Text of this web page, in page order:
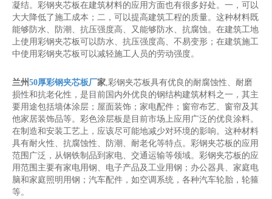
凝结。彩钢夹芯板在建筑材料的应用方面也有很多好处。一，可以
大大降低了施工成本；二，可以提高建筑工程的质量。这种材料既
能够防水、防潮、抗压强度高、又能够防水、抗腐蚀。在建筑工地
上使用彩钢夹芯板可以防水、抗压强度高、不易变形；在建筑施工
中使用彩钢夹芯板可以减轻施工人员的劳动强度。
兰州50厚彩钢夹芯板厂家,彩钢夹芯板具有优良的耐腐蚀性、耐磨
损性和抗老化性，是目前国内外优良的钢结构建筑材料之一，其主
要用途包括墙体涂层；屋面装饰；家电配件；窗帘布艺、窗帘及其
他家居装饰品等。彩色涂层板是目前市场上应用广泛的优良涂料。
在制造和安装工艺上，应该尽可能地减少对环境的影响。这种材料
具有耐火性、抗腐蚀性、防潮、耐老化等特点。彩钢夹芯板的应用
范围广泛，从钢铁制品到家电、交通运输等领域。彩钢夹芯板的应
用范围主要有家电用钢、电子产品及工业用钢；办公器具、家庭电
脑和家庭照明用钢；汽车配件，如空调系统，各种汽车轮胎，轮箍
等。